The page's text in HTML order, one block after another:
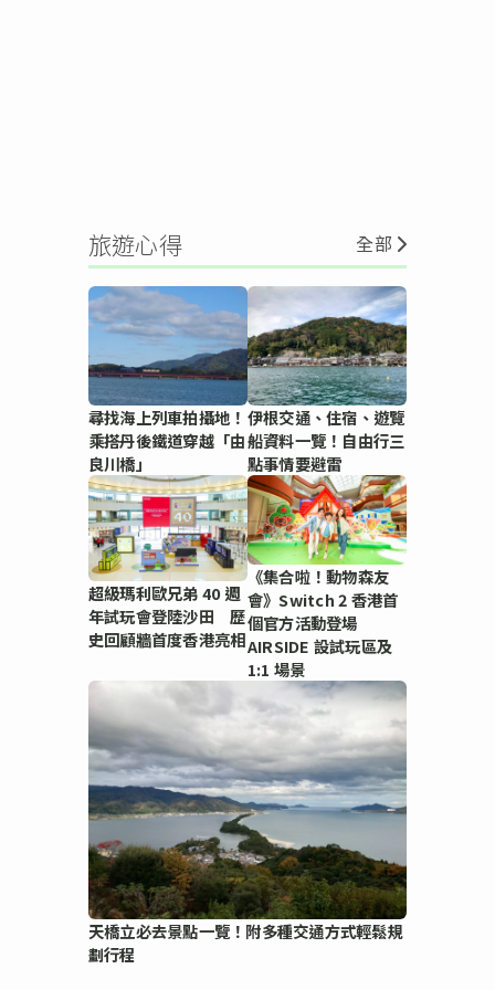
旅遊心得 全部
尋找海上列車拍攝地！
乘搭丹後鐵道穿越「由
良川橋」
伊根交通、住宿、遊覽
船資料一覽！自由行三
點事情要避雷
超級瑪利歐兄弟 40 週
年試玩會登陸沙田 歷
史回顧牆首度香港亮相
《集合啦！動物森友
會》Switch 2 香港首
個官方活動登場
AIRSIDE 設試玩區及
1:1 場景
天橋立必去景點一覽！附多種交通方式輕鬆規
劃行程